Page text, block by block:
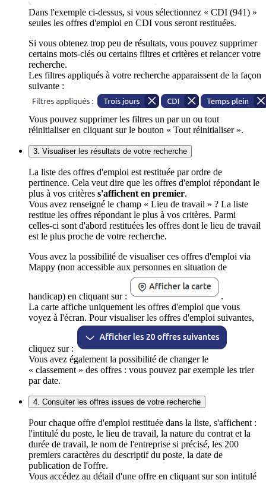
Dans l'exemple ci-dessus, si vous sélectionnez « CDI (941) »
seules les offres d'emploi en CDI vous seront restituées.
Si vous obtenez trop peu de résultats, vous pouvez supprimer
certains mots-clés ou certains filtres et critères et relancer votre
recherche.
Les filtres appliqués à votre recherche apparaissent de la façon
suivante :
Vous pouvez supprimer les filtres un par un ou tout
réinitialiser en cliquant sur le bouton « Tout réinitialiser ».
3. Visualiser les résultats de votre recherche
La liste des offres d'emploi est restituée par ordre de
pertinence. Cela veut dire que les offres d'emploi répondant le
plus à vos critères s'affichent en premier.
Vous avez renseigné le champ « Lieu de travail » ? La liste
restitue les offres répondant le plus à vos critères. Parmi
celles-ci sont d'abord restituées les offres dont le lieu de travail
est le plus proche de votre recherche.
Vous avez la possibilité de visualiser ces offres d'emploi via
Mappy (non accessible aux personnes en situation de
handicap) en cliquant sur :
.
La carte affiche uniquement les offres d'emploi que vous
voyez à l'écran. Pour visualiser les offres d'emploi suivantes,
cliquez sur :
Vous avez également la possibilité de changer le
« classement » des offres : vous pouvez par exemple les trier
par date.
4. Consulter les offres issues de votre recherche
Pour chaque offre d'emploi restituée dans la liste, s'affichent :
l'intitulé du poste, le lieu de travail, la nature du contrat et la
durée de travail, le nom de l'entreprise si précisé, les 200
premiers caractères du descriptif du poste, la date de
publication de l'offre.
Vous accédez au détail d'une offre en cliquant sur son intitulé